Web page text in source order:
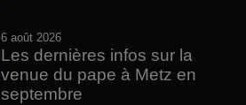
6 août 2026
Les dernières infos sur la
venue du pape à Metz en
septembre